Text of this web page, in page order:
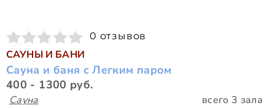
0 отзывов
САУНЫ И БАНИ
Сауна и баня с Легким паром
400 - 1300 руб.
Сауна всего 3 зала